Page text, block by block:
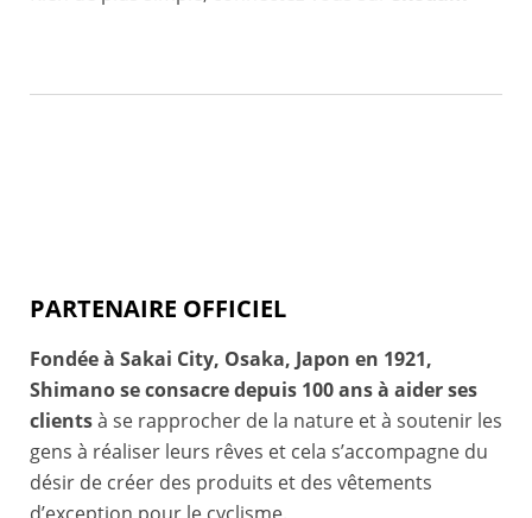
PARTENAIRE OFFICIEL
Fondée à Sakai City, Osaka, Japon en 1921,
Shimano se consacre depuis 100 ans à aider ses
clientsà se rapprocher de la nature et à soutenir les
gens à réaliser leurs rêves et cela s’accompagne du
désir de créer des produits et des vêtements